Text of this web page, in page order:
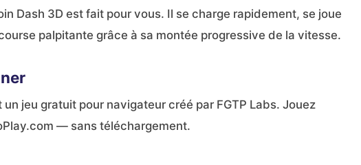
Dash 3D est fait pour vous. Il se charge rapidement, se joue
palpitante grâce à sa montée progressive de la vitesse.
jeu gratuit pour navigateur créé par FGTP Labs. Jouez
— sans téléchargement.